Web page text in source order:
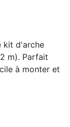
kit d'arche
m). Parfait
à monter et